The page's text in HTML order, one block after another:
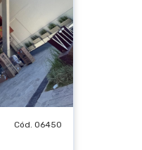
Cód. 06450